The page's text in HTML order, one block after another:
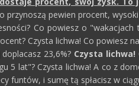
pewien procent,
Co powiesz o
Czysta lichwa! Co powiesz
23,6%? Czysta lichwa!
5 lat"? Czysta lichwa! A co z
funtów, i sumę tą spłacisz w